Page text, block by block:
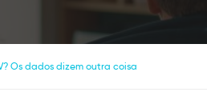
Os dados dizem outra coisa